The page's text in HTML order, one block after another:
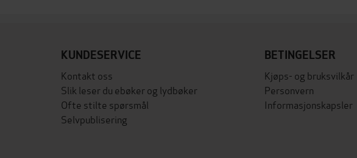
KUNDESERVICE
Kontakt oss
Slik leser du ebøker og lydbøker
Ofte stilte spørsmål
Selvpublisering
BETINGELSER
Kjøps- og bruksvilkår
Personvern
Informasjonskapsler